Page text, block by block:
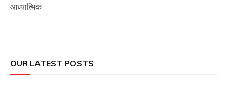
आध्यात्मिक
OUR LATEST POSTS